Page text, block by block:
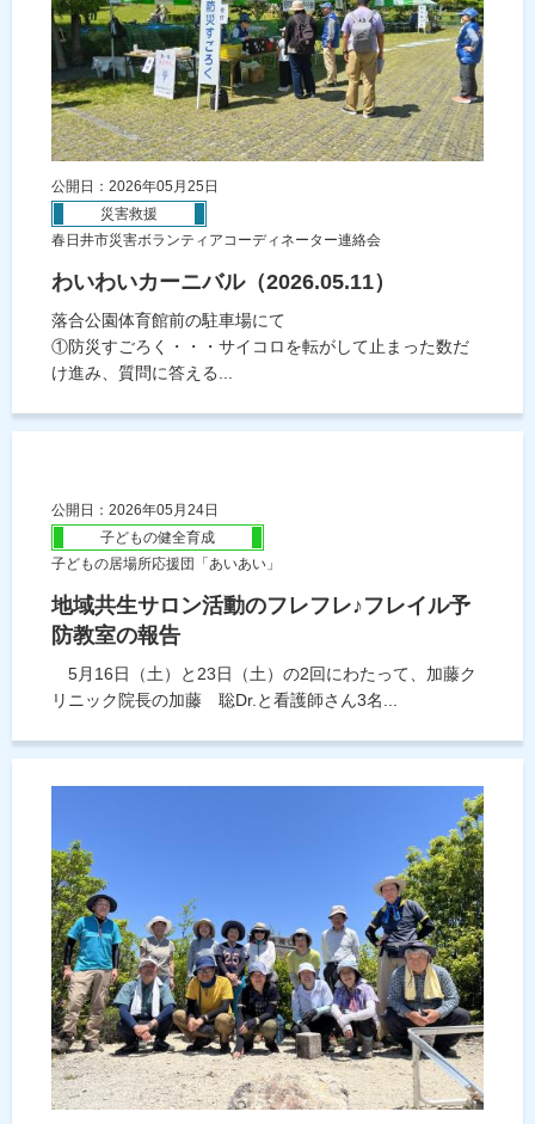
公開日：2026年05月25日
災害救援
春日井市災害ボランティアコーディネーター連絡会
わいわいカーニバル（2026.05.11）
落合公園体育館前の駐車場にて
①防災すごろく・・・サイコロを転がして止まった数だ
け進み、質問に答える...
公開日：2026年05月24日
子どもの健全育成
子どもの居場所応援団「あいあい」
地域共生サロン活動のフレフレ♪フレイル予
防教室の報告
5月16日（土）と23日（土）の2回にわたって、加藤ク
リニック院長の加藤 聡Dr.と看護師さん3名...